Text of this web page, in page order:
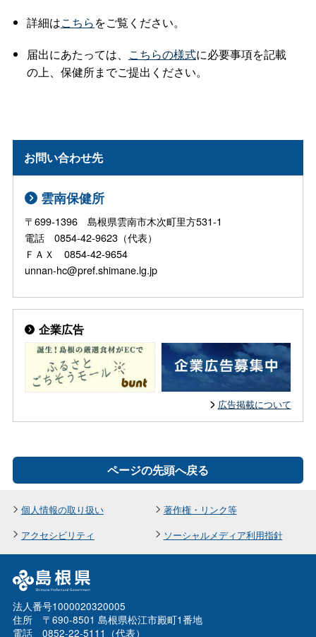
詳細はこちらをご覧ください。
届出にあたっては、 こちらの様式に必要事項を記載
の上、保健所までご提出ください。
お問い合わせ先
雲南保健所
〒699-1396 島根県雲南市木次町里方531-1
電話 0854-42-9623（代表）
ＦＡＸ 0854-42-9654
unnan-hc@pref.shimane.lg.jp
企業広告
広告掲載について
ページの先頭へ戻る
個人情報の取り扱い
著作権・リンク等
アクセシビリティ
ソーシャルメディア利用指針
法人番号1000020320005
住所 〒690-8501 島根県松江市殿町1番地
電話 0852-22-5111（代表）